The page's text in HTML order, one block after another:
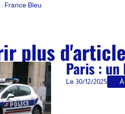
France Bleu
plus
Paris : un
Le 30/12/2025